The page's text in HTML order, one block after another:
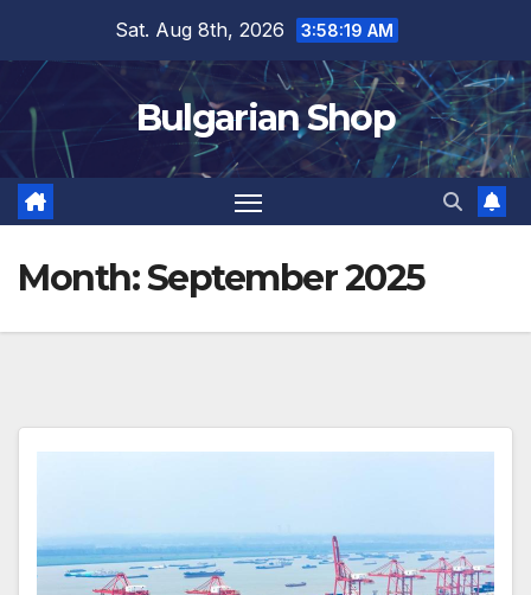
content
Sat. Aug 8th, 2026 3:58:20 AM
Bulgarian Shop
Month:September 2025